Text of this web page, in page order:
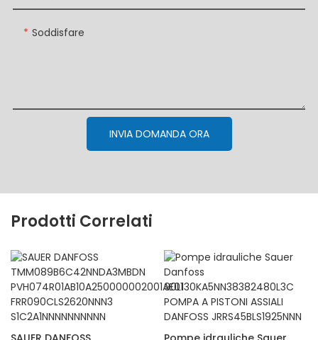
Soddisfare
INVIA DOMANDA ORA
Prodotti Correlati